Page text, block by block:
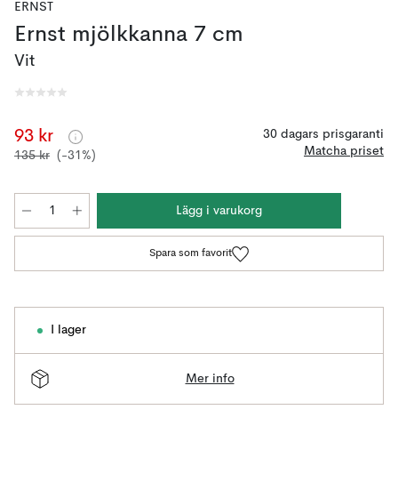
ERNST
Ernst mjölkkanna 7 cm
Vit
93 kr
135 kr (-31%)
30 dagars prisgaranti
Matcha priset
Lägg i varukorg
Spara som favorit
I lager
Mer info